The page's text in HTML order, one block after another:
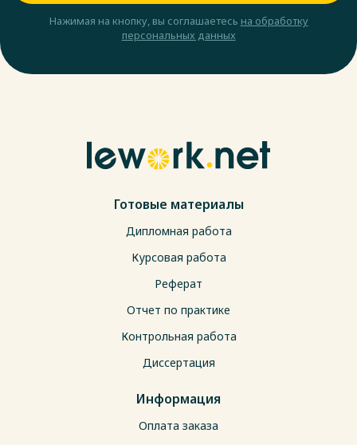
Нажимая на кнопку, вы соглашаетесь на обработку
персональных данных
Готовые материалы
Дипломная работа
Курсовая работа
Реферат
Отчет по практике
Контрольная работа
Диссертация
Информация
Оплата заказа